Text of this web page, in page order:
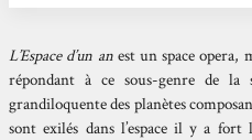
L’Espace d’un anest un space opera,
répondant à ce sous-genre de la
grandiloquente des planètes
sont exilés dans l’espace il y a